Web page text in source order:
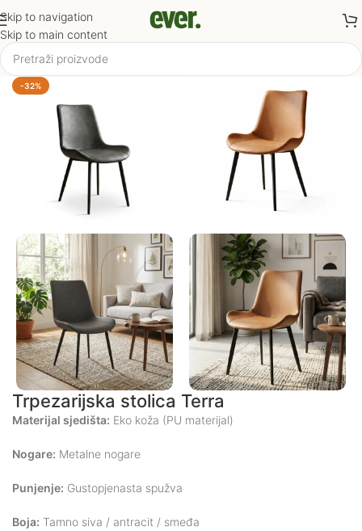
Skip to navigation
Skip to main content
-32%
Trpezarijska stolica Terra
Materijal sjedišta: Eko koža (PU materijal)
Nogare: Metalne nogare
Punjenje: Gustopjenasta spužva
Boja: Tamno siva / antracit / smeđa